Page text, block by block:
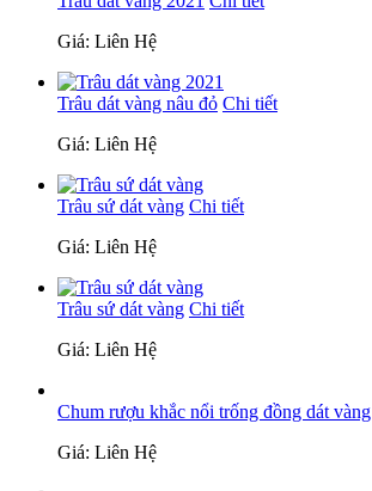
Giá: Liên Hệ
Trâu dát vàng nâu đỏ Chi tiết
Giá: Liên Hệ
Trâu sứ dát vàng Chi tiết
Giá: Liên Hệ
Trâu sứ dát vàng Chi tiết
Giá: Liên Hệ
Chum rượu khắc nổi trống đồng dát vàng
Giá: Liên Hệ